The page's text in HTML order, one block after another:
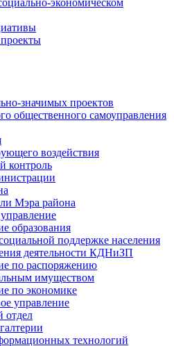
значимых проектов
общественного самоуправления
воздействия
контроль
Мэра района
образования
поддержке населения
деятельности КДНиЗП
по распоряжению
имуществом
по экономике
управление
отдел
технологий